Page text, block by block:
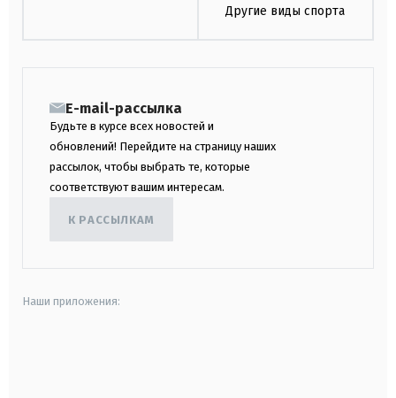
Другие виды спорта
E-mail-рассылка
Будьте в курсе всех новостей и
обновлений! Перейдите на страницу наших
рассылок, чтобы выбрать те, которые
соответствуют вашим интересам.
К РАССЫЛКАМ
Наши приложения: